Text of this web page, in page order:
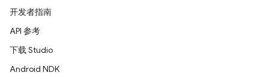
开发者指南
API 参考
下载 Studio
Android NDK